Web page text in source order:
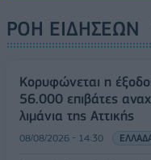
ΡΟΗ ΕΙΔΗΣΕΩΝ
Κορυφώνεται η
56.000 επιβάτες
λιμάνια της Αττικής
08/08/2026 - 14:30